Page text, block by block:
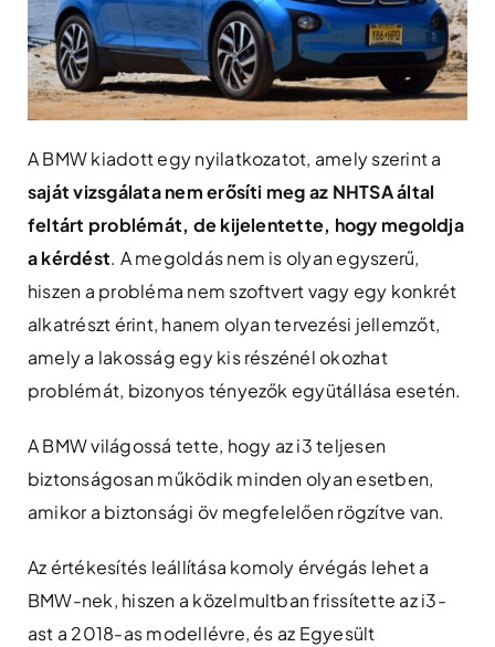
A BMW kiadott egy nyilatkozatot, amely szerint a
saját vizsgálata nem erősíti meg az NHTSA által
feltárt problémát, de kijelentette, hogy megoldja
a kérdést. A megoldás nem is olyan egyszerű,
hiszen a probléma nem szoftvert vagy egy konkrét
alkatrészt érint, hanem olyan tervezési jellemzőt,
amely a lakosság egy kis részénél okozhat
problémát, bizonyos tényezők együtállása esetén.
A BMW világossá tette, hogy az i3 teljesen
biztonságosan működik minden olyan esetben,
amikor a biztonsági öv megfelelően rögzítve van.
Az értékesítés leállítása komoly érvégás lehet a
BMW-nek, hiszen a közelmultban frissítette az i3-
ast a 2018-as modellévre, és az Egyesült